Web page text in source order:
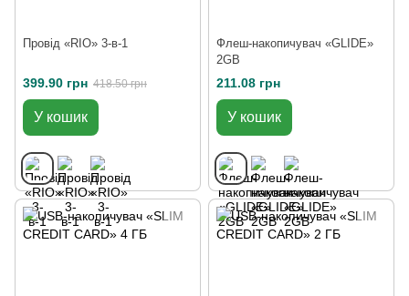
Провід «RIO» 3-в-1
399.90 грн 418.50 грн
У кошик
Флеш-накопичувач «GLIDE»
2GB
211.08 грн
У кошик